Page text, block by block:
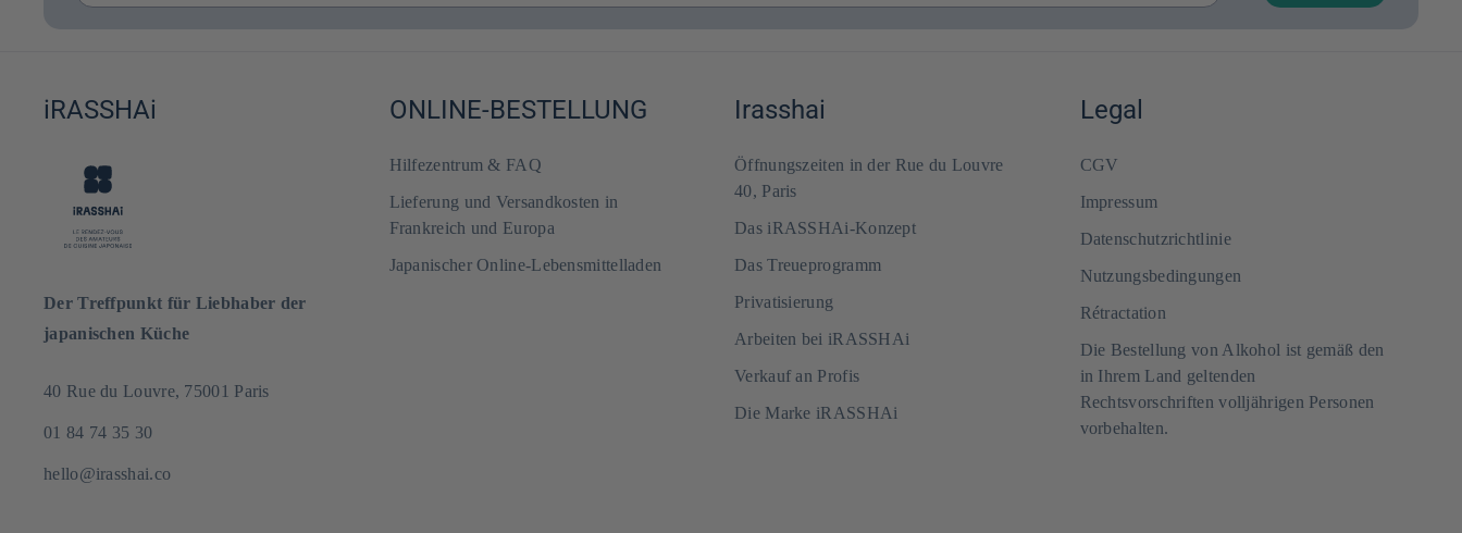
iRASSHAi
Der Treffpunkt für Liebhaber der
japanischen Küche
40 Rue du Louvre, 75001 Paris
01 84 74 35 30
hello@irasshai.co
ONLINE-BESTELLUNG
Hilfezentrum & FAQ
Lieferung und Versandkosten in
Frankreich und Europa
Japanischer Online-Lebensmittelladen
Irasshai
Öffnungszeiten in der Rue du Louvre
40, Paris
Das iRASSHAi-Konzept
Das Treueprogramm
Privatisierung
Arbeiten bei iRASSHAi
Verkauf an Profis
Die Marke iRASSHAi
Legal
CGV
Impressum
Datenschutzrichtlinie
Nutzungsbedingungen
Rétractation
Die Bestellung von Alkohol ist gemäß den
in Ihrem Land geltenden
Rechtsvorschriften volljährigen Personen
vorbehalten.